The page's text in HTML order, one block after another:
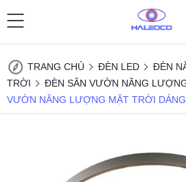
TRANG CHỦ ĐÈN LED
ĐÈN
TRỜI
ĐÈN SÂN VƯỜN NĂNG
VƯỜN NĂNG LƯỢNG MẶT TRỜI